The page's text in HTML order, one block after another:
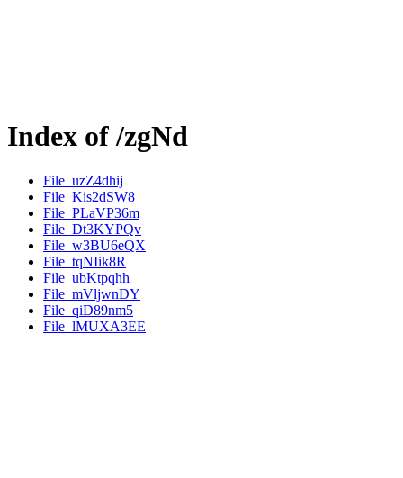
Index of /zgNd
File_uzZ4dhij
File_Kis2dSW8
File_PLaVP36m
File_Dt3KYPQv
File_w3BU6eQX
File_tqNIik8R
File_ubKtpqhh
File_mVljwnDY
File_qiD89nm5
File_lMUXA3EE